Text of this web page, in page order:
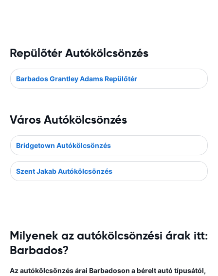
Repülőtér Autókölcsönzés
Barbados Grantley Adams Repülőtér
Város Autókölcsönzés
Bridgetown Autókölcsönzés
Szent Jakab Autókölcsönzés
Milyenek az autókölcsönzési árak itt:
Barbados?
Az autókölcsönzés árai Barbadoson a bérelt autó típusától,